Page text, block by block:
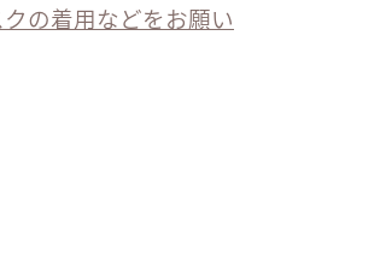
の着用などをお願い